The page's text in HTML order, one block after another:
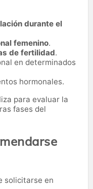
durante el
femenino.
de fertilidad.
en determinados
hormonales.
para evaluar la
fases del
solicitarse en